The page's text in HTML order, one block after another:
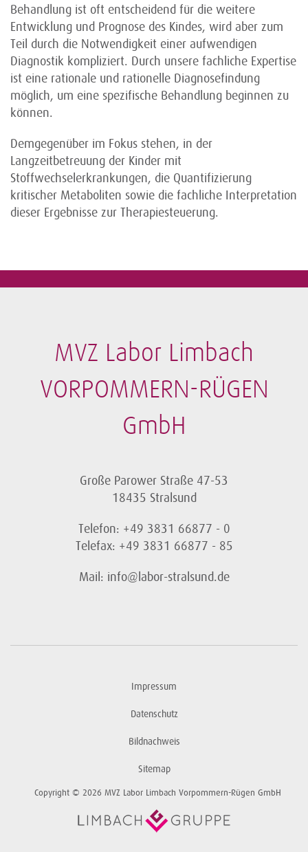
Behandlung ist oft entscheidend für die weitere
Entwicklung und Prognose des Kindes, wird aber zum
Teil durch die Notwendigkeit einer aufwendigen
Diagnostik kompliziert. Durch unsere fachliche Expertise
ist eine rationale und rationelle Diagnosefindung
möglich, um eine spezifische Behandlung beginnen zu
können.
Demgegenüber im Fokus stehen, in der
Langzeitbetreuung der Kinder mit
Stoffwechselerkrankungen, die Quantifizierung
kritischer Metaboliten sowie die fachliche Interpretation
dieser Ergebnisse zur Therapiesteuerung.
MVZ Labor Limbach
VORPOMMERN-RÜGEN
GmbH
Große Parower Straße 47-53
18435 Stralsund
Telefon: +49 3831 66877 - 0
Telefax: +49 3831 66877 - 85
Mail: info@labor-stralsund.de
Impressum
Datenschutz
Bildnachweis
Sitemap
Copyright © 2026 MVZ Labor Limbach Vorpommern-Rügen GmbH